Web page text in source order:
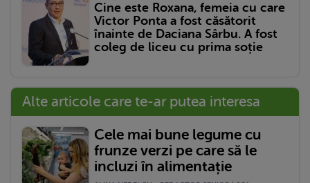
Cine este Roxana, femeia cu care
Victor Ponta a fost căsătorit
înainte de Daciana Sârbu. A fost
coleg de liceu cu prima soție
Alte articole care te-ar putea interesa
Cele mai bune legume cu
frunze verzi pe care să le
incluzi în alimentație